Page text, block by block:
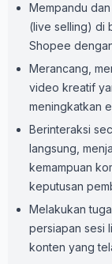
Mempandu
(live selling) di
Shopee
Merancang,
video kreatif
meningkatkan
Berinteraksi
langsung,
kemampuan
keputusan
Melakukan
persiapan sesi
konten yang